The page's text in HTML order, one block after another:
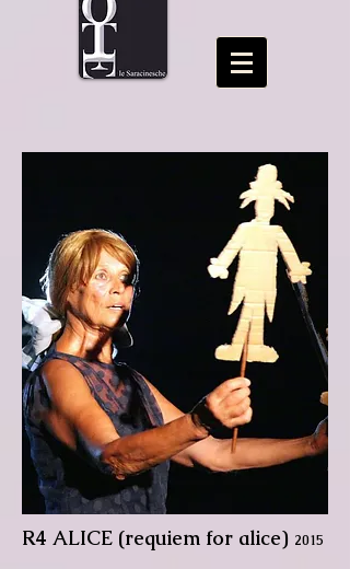
R4 ALICE (requiem for alice) 2015